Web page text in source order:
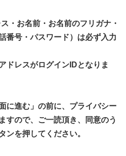
・お名前・お名前のフリガナ・
番号・パスワード）は必ず入力
ドレスがログインIDとなりま
に進む」の前に、プライバシー
すので、ご一読頂き、同意のう
ンを押してください。